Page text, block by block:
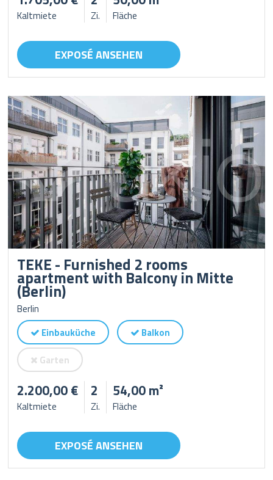
Kaltmiete Zi. Fläche
EXPOSÉ ANSEHEN
TEKE - Furnished 2 rooms
apartment with Balcony in Mitte
(Berlin)
Berlin
Einbauküche
Balkon
Garten
2.200,00 €
Kaltmiete
2
Zi.
54,00 m²
Fläche
EXPOSÉ ANSEHEN